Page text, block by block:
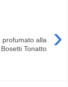
›
profumato alla
Tonatto